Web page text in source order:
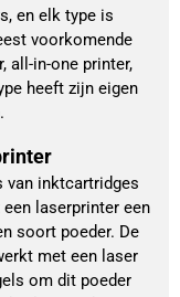
en elk type is
voorkomende
all-in-one printer,
heeft zijn eigen
van inktcartridges
laserprinter een
soort poeder. De
met een laser
om dit poeder